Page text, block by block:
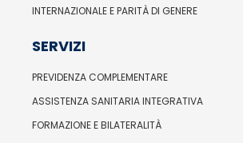
INTERNAZIONALE E PARITÀ DI GENERE
SERVIZI
PREVIDENZA COMPLEMENTARE
ASSISTENZA SANITARIA INTEGRATIVA
FORMAZIONE E BILATERALITÀ